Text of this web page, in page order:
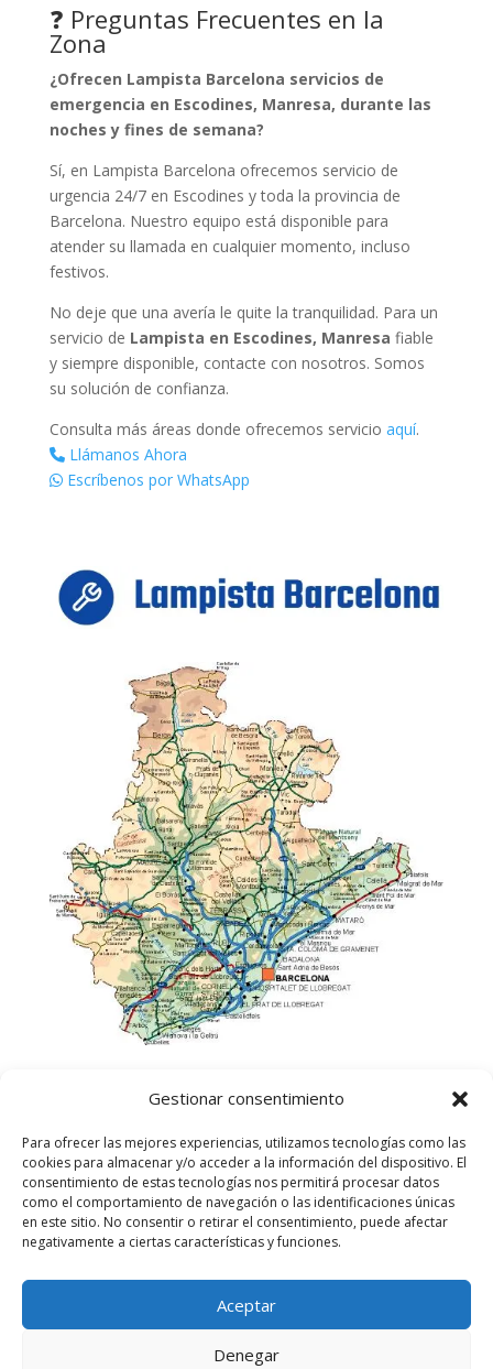
Gestionar consentimiento
Para ofrecer las mejores experiencias, utilizamos tecnologías como las
cookies para almacenar y/o acceder a la información del dispositivo. El
consentimiento de estas tecnologías nos permitirá procesar datos
como el comportamiento de navegación o las identificaciones únicas
en este sitio. No consentir o retirar el consentimiento, puede afectar
negativamente a ciertas características y funciones.
Aceptar
Denegar
❓ Preguntas Frecuentes en la
Zona
¿Ofrecen Lampista Barcelona servicios de
emergencia en Escodines, Manresa, durante las
noches y fines de semana?
Sí, en Lampista Barcelona ofrecemos servicio de
urgencia 24/7 en Escodines y toda la provincia de
Barcelona. Nuestro equipo está disponible para
atender su llamada en cualquier momento, incluso
festivos.
No deje que una avería le quite la tranquilidad. Para un
servicio de Lampista en Escodines, Manresa fiable
y siempre disponible, contacte con nosotros. Somos
su solución de confianza.
Consulta más áreas donde ofrecemos servicio aquí.
Llámanos Ahora
Escríbenos por WhatsApp
Lampista Barcelona. Todos los derechos
reservados.
Política de privacidad